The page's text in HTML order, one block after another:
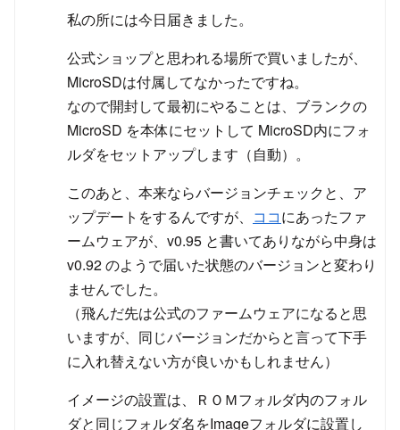
私の所には今日届きました。
公式ショップと思われる場所で買いましたが、
MicroSDは付属してなかったですね。
なので開封して最初にやることは、ブランクの
MicroSD を本体にセットして MicroSD内にフォ
ルダをセットアップします（自動）。
このあと、本来ならバージョンチェックと、ア
ップデートをするんですが、 ココにあったファ
ームウェアが、v0.95 と書いてありながら中身は
v0.92 のようで届いた状態のバージョンと変わり
ませんでした。
（飛んだ先は公式のファームウェアになると思
いますが、同じバージョンだからと言って下手
に入れ替えない方が良いかもしれません）
イメージの設置は、ＲＯＭフォルダ内のフォル
ダと同じフォルダ名をImageフォルダに設置し